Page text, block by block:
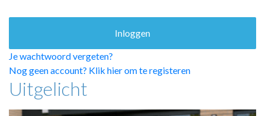
PRAKTIJKZAKEN
TARIEVEN
VPHUISARTSEN
MEDISCHE VAKHANDEL
INLOGGEN
REGISTRATIE
Je wachtwoord vergeten?
Nog geen account? Klik hier om te registeren
Uitgelicht